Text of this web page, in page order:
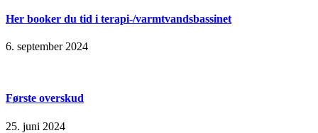
Her booker du tid i terapi-/varmtvandsbassinet
6. september 2024
Første overskud
25. juni 2024